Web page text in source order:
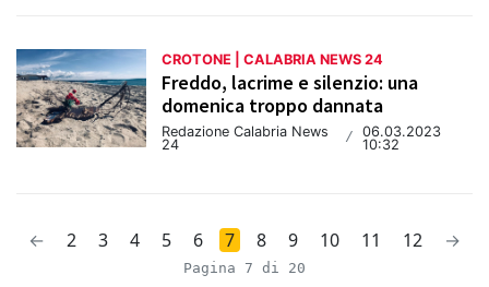
CROTONE | CALABRIA NEWS 24
Freddo, lacrime e silenzio: una
domenica troppo dannata
Redazione Calabria News
24
/ 06.03.2023
10:32
← 2 3 4 5 6 7 8 9 10 11 12 →
Pagina 7 di 20